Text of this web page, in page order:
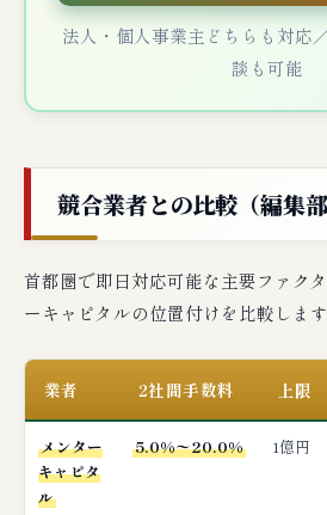
法人・個人事業主どちらも対応
談も可能
競合業者との比較（編集部
首都圏で即日対応可能な主要ファク
ーキャピタルの位置付けを比較します
業者 2社間手数料 上限
メンター
キャピタ
ル
5.0%〜20.0% 1億円